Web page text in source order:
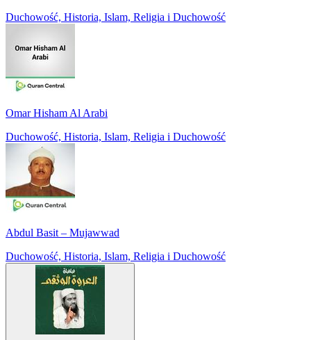
Duchowość, Historia, Islam, Religia i Duchowość
Omar Hisham Al Arabi
Duchowość, Historia, Islam, Religia i Duchowość
Abdul Basit – Mujawwad
Duchowość, Historia, Islam, Religia i Duchowość